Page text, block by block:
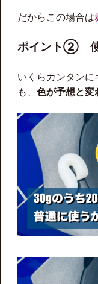
だからこの場合は
ポイント②
いくらカンタン
も、色が予想と変